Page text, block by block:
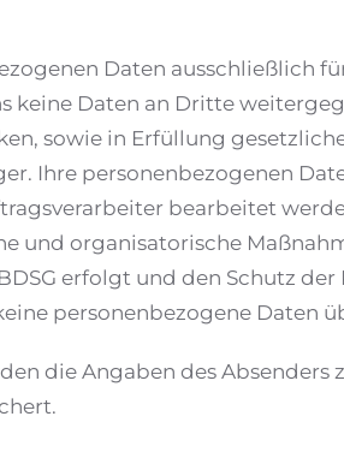
Daten ausschließlich
keine Daten an Dritte
sowie in Erfüllung
Ihre personenbezogenen
bearbeitet
und organisatorische
erfolgt und den Schutz
personenbezogene Daten
die Angaben des